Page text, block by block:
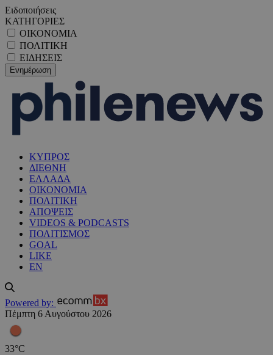
Ειδοποιήσεις
ΚΑΤΗΓΟΡΙΕΣ
ΟΙΚΟΝΟΜΙΑ
ΠΟΛΙΤΙΚΗ
ΕΙΔΗΣΕΙΣ
ΚΥΠΡΟΣ
ΔΙΕΘΝΗ
ΕΛΛΑΔΑ
ΟΙΚΟΝΟΜΙΑ
ΠΟΛΙΤΙΚΗ
ΑΠΟΨΕΙΣ
VIDEOS & PODCASTS
ΠΟΛΙΤΙΣΜΟΣ
GOAL
LIKE
EN
Powered by:
Πέμπτη 6 Αυγούστου 2026
33°C